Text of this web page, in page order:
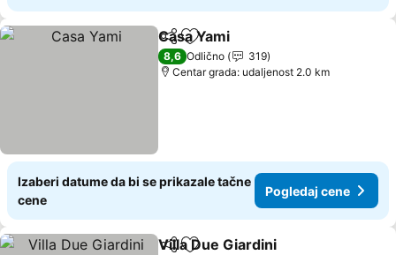
Deli Dodati u favorite
Casa Yami
8,6 Odlično
319
Centar grada: udaljenost 2.0 km
Izaberi datume da bi se prikazale tačne
cene
Pogledaj cene
Villa Due Giardini